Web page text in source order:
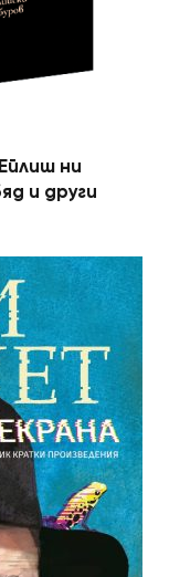
ни
и други